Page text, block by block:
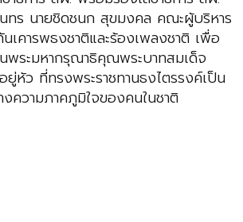
ทร นายชิดชนก สุขมงคล คณะผู้บริหาร
นเคารพธงชาติและร้องเพลงชาติ เพื่อ
พระมหากรุณาธิคุณพระบาทสมเด็จ
ยู่หัว ที่ทรงพระราชทานธงไตรรงค์เป็น
งความภาคภูมิใจของคนในชาติ